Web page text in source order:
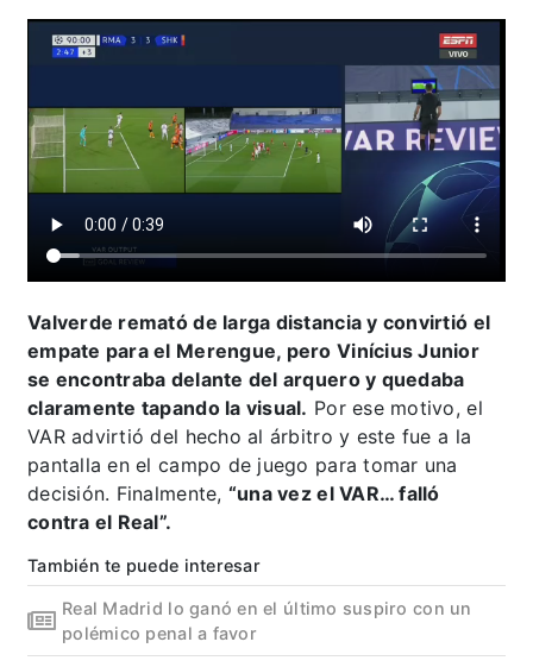
Valverde remató de larga distancia y convirtió el
empate para el Merengue, pero Vinícius Junior
se encontraba delante del arquero y quedaba
claramente tapando la visual. Por ese motivo, el
VAR advirtió del hecho al árbitro y este fue a la
pantalla en el campo de juego para tomar una
decisión. Finalmente, “una vez el VAR… falló
contra el Real”.
También te puede interesar
Real Madrid lo ganó en el último suspiro con un
polémico penal a favor